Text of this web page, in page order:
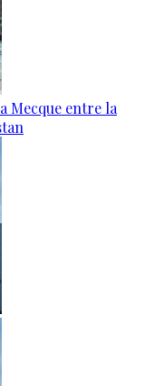
Mecque entre la